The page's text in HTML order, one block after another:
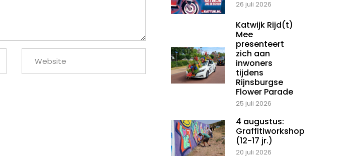
26 juli 2026
Katwijk Rijd(t)
Mee
presenteert
zich aan
inwoners
tijdens
Rijnsburgse
Flower Parade
25 juli 2026
4 augustus:
Graffitiworkshop
(12-17 jr.)
20 juli 2026